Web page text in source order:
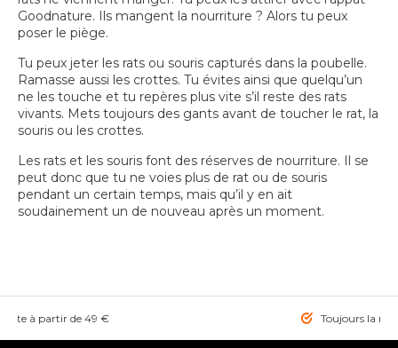
Goodnature. Ils mangent la nourriture ? Alors tu peux
poser le piège.
Tu peux jeter les rats ou souris capturés dans la poubelle.
Ramasse aussi les crottes. Tu évites ainsi que quelqu’un
ne les touche et tu repères plus vite s’il reste des rats
vivants. Mets toujours des gants avant de toucher le rat, la
souris ou les crottes.
Les rats et les souris font des réserves de nourriture. Il se
peut donc que tu ne voies plus de rat ou de souris
pendant un certain temps, mais qu’il y en ait
soudainement un de nouveau après un moment.
à partir de 49 € Toujours la